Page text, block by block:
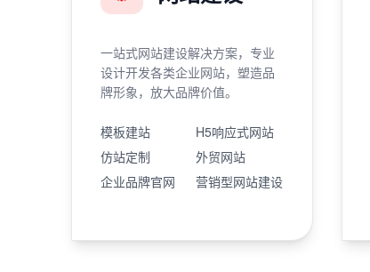
一站式网站建设解决方案，专业
设计开发各类企业网站，塑造品
牌形象，放大品牌价值。
模板建站
H5响应式网站
仿站定制
外贸网站
企业品牌官网
营销型网站建设